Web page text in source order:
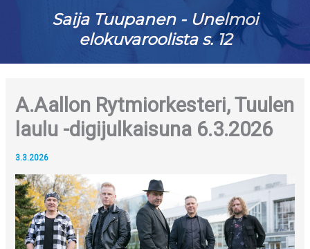
Saija Tuupanen - Unelmoi
elokuvaroolista s. 12
A.Aallon Rytmiorkesteri, Tuulen
laulu -digijulkaisuna 6.3.2026
3.3.2026